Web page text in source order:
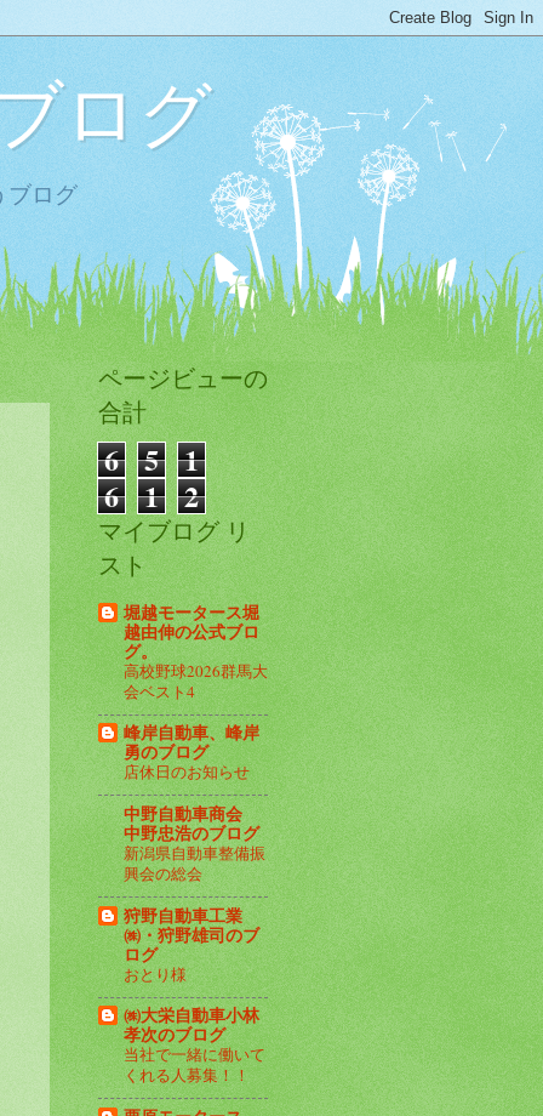
ログ
ブログ
ページビューの
合計
6 5 1
6 1 2
マイブログ リ
スト
堀越モータース堀
越由伸の公式ブロ
グ。
高校野球2026群馬大
会ベスト4
峰岸自動車、峰岸
勇のブログ
店休日のお知らせ
中野自動車商会
中野忠浩のブログ
新潟県自動車整備振
興会の総会
狩野自動車工業
㈱・狩野雄司のブ
ログ
おとり様
㈱大栄自動車小林
孝次のブログ
当社で一緒に働いて
くれる人募集！！